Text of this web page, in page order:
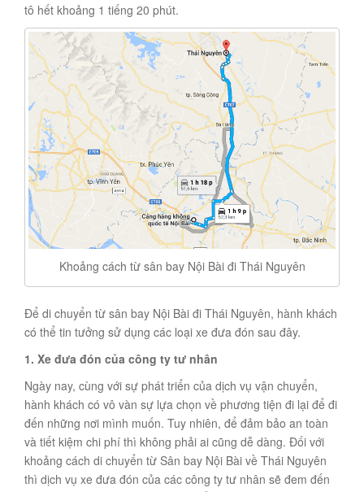
tô hết khoảng 1 tiếng 20 phút.
Khoảng cách từ sân bay Nội Bài đi Thái Nguyên
Để di chuyển từ sân bay Nội Bài đi Thái Nguyên, hành khách
có thể tin tưởng sử dụng các loại xe đưa đón sau đây.
1. Xe đưa đón của công ty tư nhân
Ngày nay, cùng với sự phát triển của dịch vụ vận chuyển,
hành khách có vô vàn sự lựa chọn về phương tiện đi lại để đi
đến những nơi mình muốn. Tuy nhiên, để đảm bảo an toàn
và tiết kiệm chi phí thì không phải ai cũng dễ dàng. Đối với
khoảng cách di chuyển từ Sân bay Nội Bài về Thái Nguyên
thì dịch vụ xe đưa đón của các công ty tư nhân sẽ đem đến